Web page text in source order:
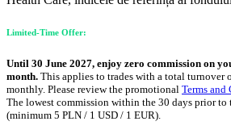
Limited-Time Offer:
Until 30 June 2027, enjoy zero commission on
month. This applies to trades with a total turnover
monthly. Please review the promotional Terms
The lowest commission within the 30 days prior to
(minimum 5 PLN / 1 USD / 1 EUR).